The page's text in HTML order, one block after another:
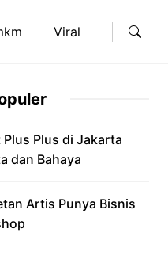
Viral
Plus Plus di Jakarta
dan Bahaya
Artis Punya Bisnis